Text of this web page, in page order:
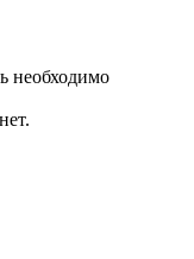
необходимо